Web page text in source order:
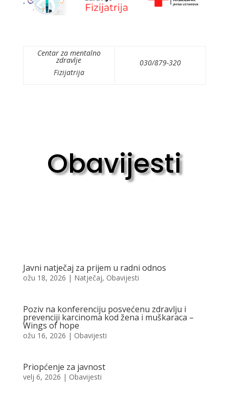
Centar za mentalno
zdravlje
Fizijatrija
030/879-320
Obavijesti
Javni natječaj za prijem u radni odnos
ožu 18, 2026 | Natječaj, Obavijesti
Poziv na konferenciju posvećenu zdravlju i
prevenciji karcinoma kod žena i muškaraca –
Wings of hope
ožu 16, 2026 | Obavijesti
Priopćenje za javnost
velj 6, 2026 | Obavijesti